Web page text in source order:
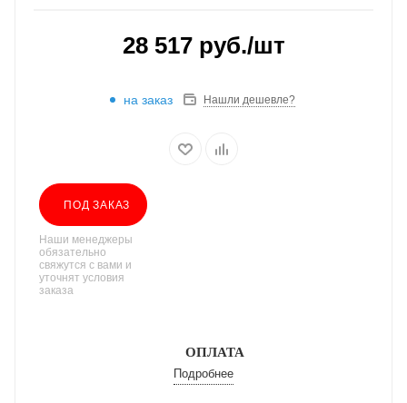
28 517руб./шт
на заказ Нашли дешевле?
ПОД ЗАКАЗ
Наши менеджеры
обязательно
свяжутся с вами и
уточнят условия
заказа
ОПЛАТА
Подробнее